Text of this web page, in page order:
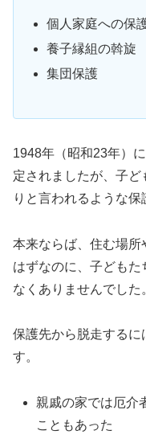
個人家庭への保
養子縁組の斡旋
集団保護
1948年（昭和23年）
定されましたが、子
りと言われるような保
本来ならば、住む場所
はずなのに、子ども
なくありませんでした
保護先から脱走する
す。
親戚の家では厄介
こともあった